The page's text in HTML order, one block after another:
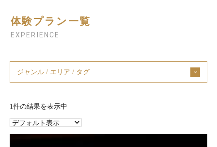
体験プラン一覧
EXPERIENCE
ジャンル / エリア / タグ
1件の結果を表示中